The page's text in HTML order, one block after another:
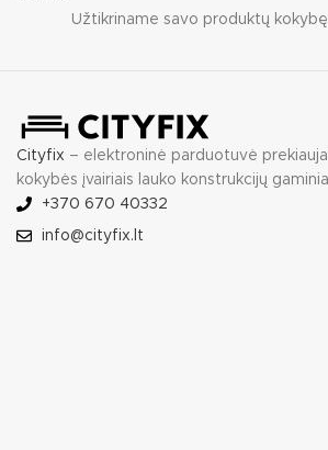
Užtikriname savo produktų
Cityfix – elektroninė parduotuvė
kokybės įvairiais lauko konstrukcijų
+370 670 40332
info@cityfix.lt